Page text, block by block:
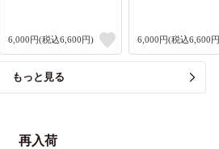
6,000円(税込6,600円) 6,000円(税込6,600
もっと見る
再入荷